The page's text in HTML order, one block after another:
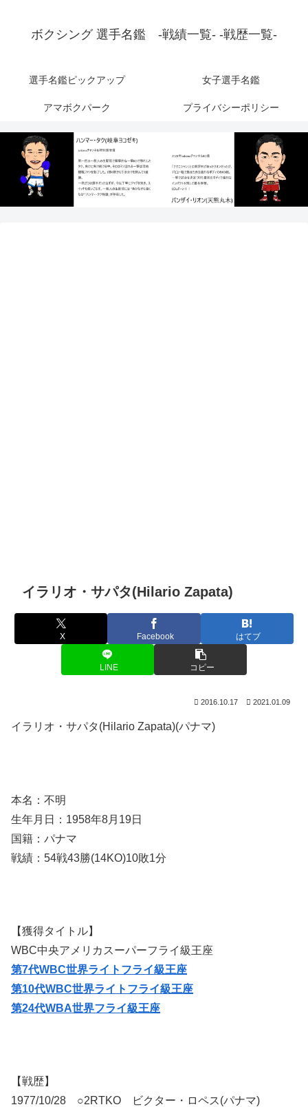
ボクシング 選手名鑑 -戦績一覧- -戦歴一覧-
選手名鑑ピックアップ 女子選手名鑑
アマボクパーク プライバシーポリシー
イラリオ・サパタ(Hilario Zapata)
X Facebook はてブ
LINE コピー
2016.10.17 2021.01.09
イラリオ・サパタ(Hilario Zapata)(パナマ)
本名：不明
生年月日：1958年8月19日
国籍：パナマ
戦績：54戦43勝(14KO)10敗1分
【獲得タイトル】
WBC中央アメリカスーパーフライ級王座
第7代WBC世界ライトフライ級王座
第10代WBC世界ライトフライ級王座
第24代WBA世界フライ級王座
【戦歴】
1977/10/28 ○2RTKO ビクター・ロペス(パナマ)